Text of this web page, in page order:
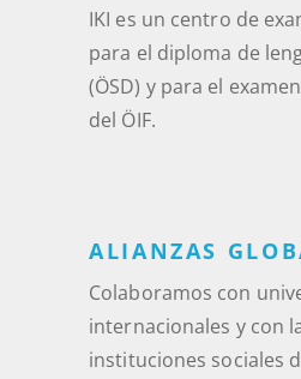
IKI es un centro de
para el diploma de
(ÖSD) y para el
del ÖIF.
ALIANZAS
Colaboramos con
internacionales y con
instituciones sociales